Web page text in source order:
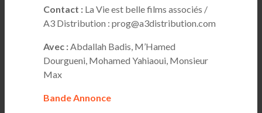
Contact : La Vie est belle films associés /
A3 Distribution : prog@a3distribution.com
Avec :Abdallah Badis, M’Hamed
Dourgueni, Mohamed Yahiaoui, Monsieur
Max
Bande Annonce